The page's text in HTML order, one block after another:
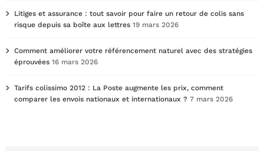
Litiges et assurance : tout savoir pour faire un retour de colis sans
risque depuis sa boîte aux lettres 19 mars 2026
Comment améliorer votre référencement naturel avec des stratégies
éprouvées 16 mars 2026
Tarifs colissimo 2012 : La Poste augmente les prix, comment
comparer les envois nationaux et internationaux ? 7 mars 2026